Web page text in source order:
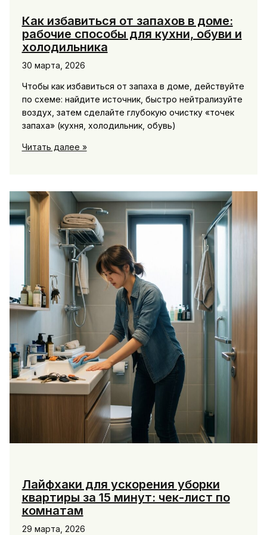
Как избавиться от запахов в доме:
рабочие способы для кухни, обуви и
холодильника
30 марта, 2026
Чтобы как избавиться от запаха в доме, действуйте
по схеме: найдите источник, быстро нейтрализуйте
воздух, затем сделайте глубокую очистку «точек
запаха» (кухня, холодильник, обувь)
Как
в
доме:
рабочие
способы
и
холодильника
Читать далее »
Лайфхаки для ускорения уборки
квартиры за 15 минут: чек-лист по
комнатам
29 марта, 2026